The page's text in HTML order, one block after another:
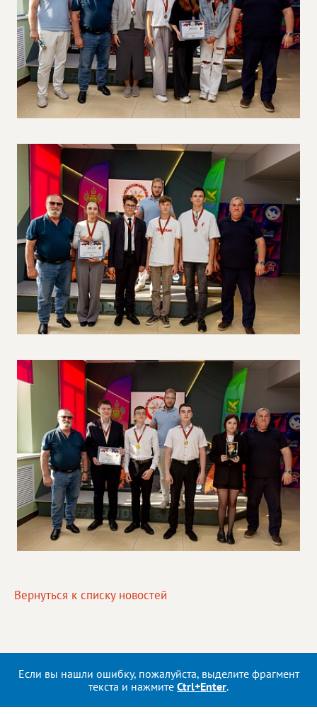
Вернуться к списку новостей
Если вы нашли ошибку, пожалуйста, выделите фрагмент
текста и нажмите Ctrl+Enter.